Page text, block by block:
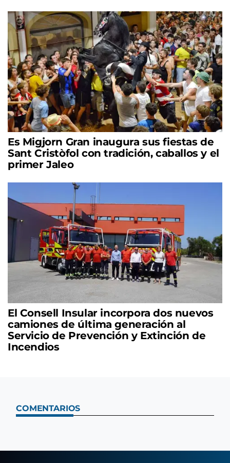
Es Migjorn Gran inaugura sus fiestas de
Sant Cristòfol con tradición, caballos y el
primer Jaleo
El Consell Insular incorpora dos nuevos
camiones de última generación al
Servicio de Prevención y Extinción de
Incendios
COMENTARIOS